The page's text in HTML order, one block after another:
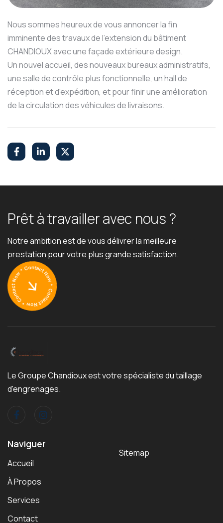
Nous sommes heureux de vous annoncer la fin
imminente des travaux de l'extension du bâtiment
CHANDIOUX avec une façade extérieure design.
Un nouvel accueil, des nouveaux bureaux administratifs,
une salle de contrôle plus fonctionnelle, un hall de
réception et d'expédition, et pour finir une amélioration
de la circulation des véhicules de livraisons.
Prêtàtravailleravec nous ?
Notre ambition est de vous délivrer la meilleure
prestation pour votre plus grande satisfaction.
Le Groupe Chandioux est votre spécialiste du taillage
d'engrenages.
Naviguer
Accueil
À Propos
Services
Contact
Sitemap